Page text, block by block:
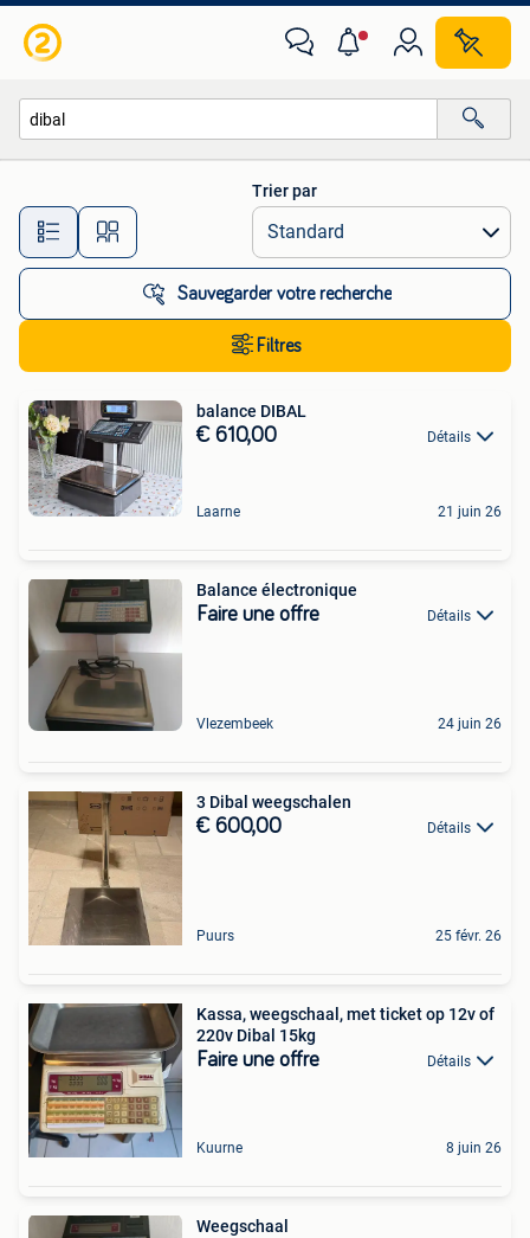
Toutes les distances…
Trier par
Sauvegarder votre recherche
Filtres
balance DIBAL
€ 610,00 Détails
Laarne 21 juin 26
Balance électronique
Faire une offre Détails
Vlezembeek 24 juin 26
3 Dibal weegschalen
€ 600,00 Détails
Puurs 25 févr. 26
Kassa, weegschaal, met ticket op 12v of
220v Dibal 15kg
Faire une offre Détails
Kuurne 8 juin 26
Weegschaal